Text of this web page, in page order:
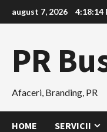
to
august 7, 2026 4:18:15
PR
Afaceri, Branding, PR
HOME SERVICII